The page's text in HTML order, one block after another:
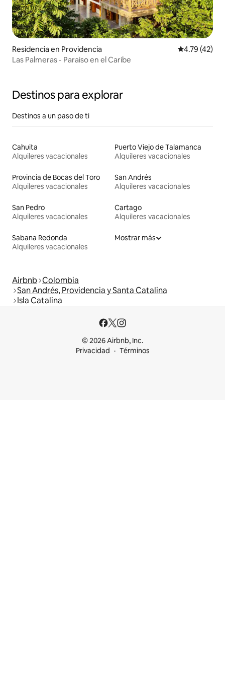
Residencia en Providencia Calificación
4.79 (42)
Las Palmeras - Paraiso en el Caribe
Destinos para explorar
Destinos a un paso de ti
Cahuita
Alquileres vacacionales
Puerto Viejo de Talamanca
Alquileres vacacionales
Provincia de Bocas del Toro
Alquileres vacacionales
San Andrés
Alquileres vacacionales
San Pedro
Alquileres vacacionales
Cartago
Alquileres vacacionales
Sabana Redonda
Alquileres vacacionales
Mostrar más
Airbnb Colombia
San Andrés, Providencia y Santa Catalina
Isla Catalina
© 2026 Airbnb, Inc.
Privacidad
Términos